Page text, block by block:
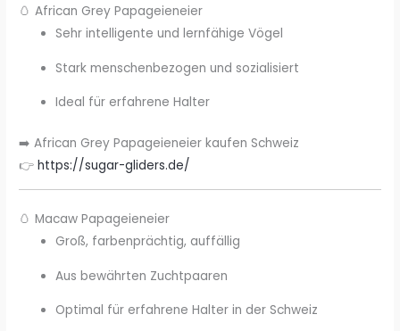
🥚 African Grey Papageieneier
Sehr intelligente und lernfähige Vögel
Stark menschenbezogen und sozialisiert
Ideal für erfahrene Halter
➡️ African Grey Papageieneier kaufen Schweiz
👉https://sugar-gliders.de/
🥚 Macaw Papageieneier
Groß, farbenprächtig, auffällig
Aus bewährten Zuchtpaaren
Optimal für erfahrene Halter in der Schweiz